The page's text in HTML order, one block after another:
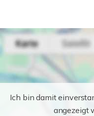
Ich bin damit
angezeigt